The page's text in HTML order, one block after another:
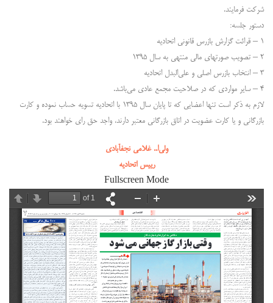
شرکت فرمایند.
دستور جلسه:
۱ – قرائت گزارش بازرس قانونی اتحادیه
۲ – تصویب صورتهای مالی منتهی به سال ۱۳۹۵
۳ – انتخاب بازرس اصلی و علی‌البدل اتحادیه
۴ – سایر مواردی که در صلاحیت مجمع عادی می‌باشد.
لازم به ذکر است تنها اعضایی که تا پایان سال ۱۳۹۵ با اتحادیه تسویه حساب نموده و کارت
بازرگانی و یا کارت عضویت در اتاق بازرگانی معتبر دارند، واجد حق رای خواهند بود.
ولی‌ا.. غلامی نجفآبادی
رییس اتحادیه
Fullscreen Mode